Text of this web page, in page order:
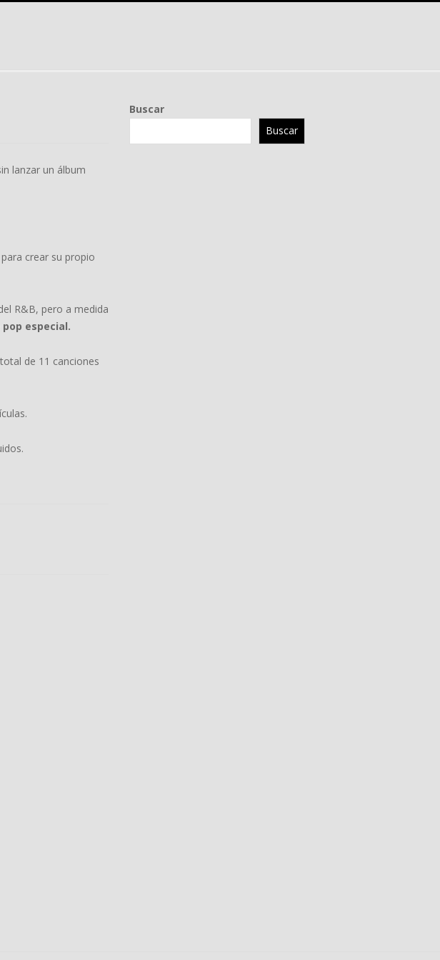
lanzar un álbum
crear su propio
R&B, pero a medida
especial.
de 11 canciones
Buscar
Buscar